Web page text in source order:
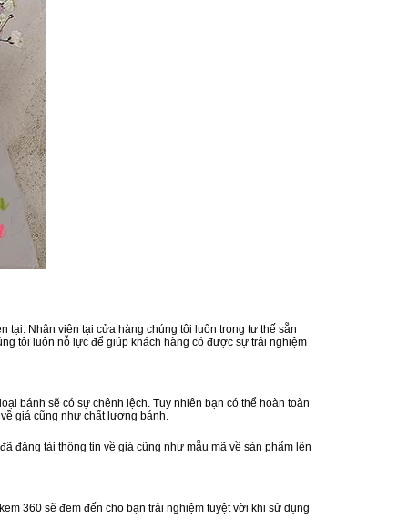
tại. Nhân viên tại cửa hàng chúng tôi luôn trong tư thế sẵn
tôi luôn nỗ lực để giúp khách hàng có được sự trải nghiệm
bánh sẽ có sự chênh lệch. Tuy nhiên bạn có thể hoàn toàn
giá cũng như chất lượng bánh.
đăng tải thông tin về giá cũng như mẫu mã về sản phẩm lên
360 sẽ đem đến cho bạn trải nghiệm tuyệt vời khi sử dụng